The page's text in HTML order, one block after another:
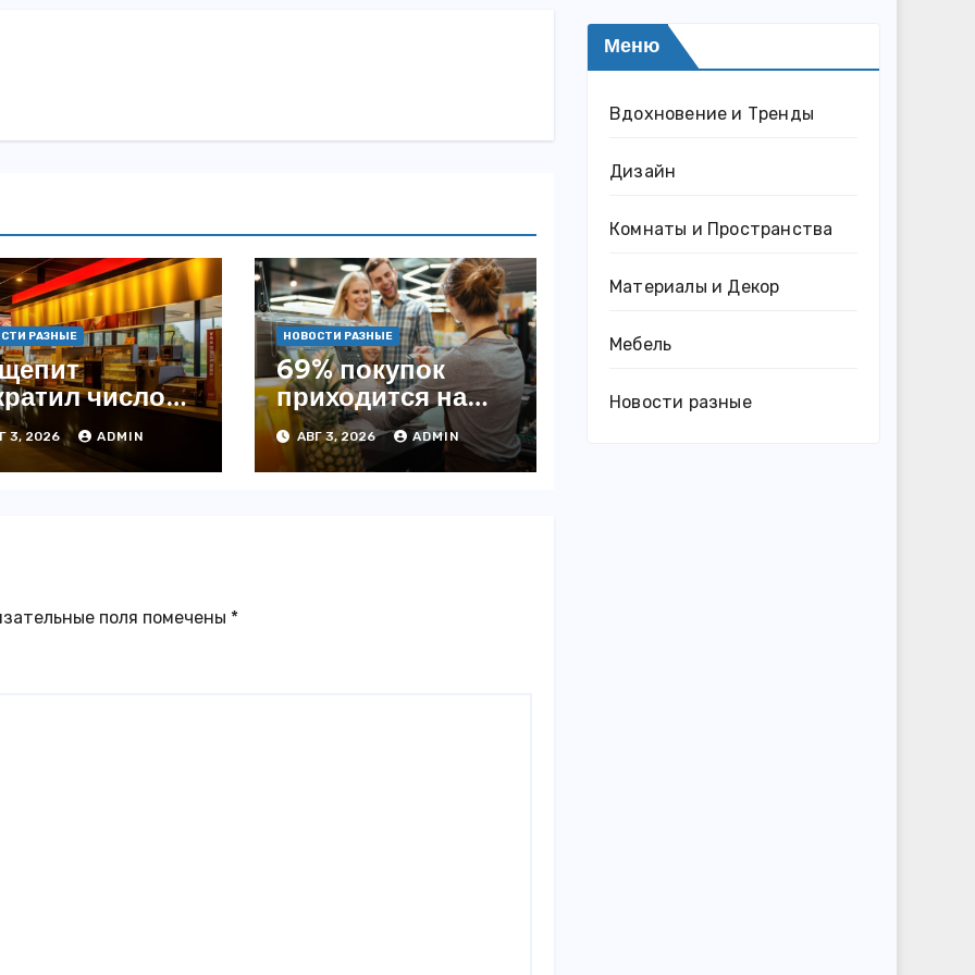
РАЗНЫЕ
число
на
с начала
— INFOLine
3, 2026 ADMIN
НОВОСТИ РАЗНЫЕ
69% покупок
приходится на
офлайн —
аналитика
АВГ 3, 2026 ADMIN
поля помечены *
Меню
Вдохновение и Тренды
Дизайн
Комнаты и Пространства
Материалы и Декор
Мебель
Новости разные